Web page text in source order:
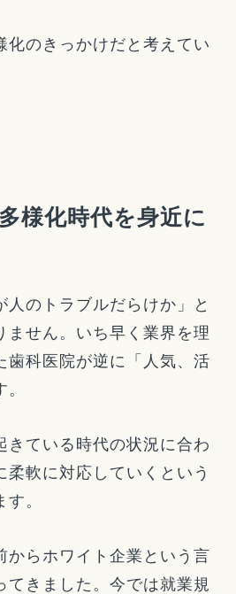
化のきっかけだと考えてい
様化時代を身近に
人のトラブルだらけか」と
ません。いち早く業界を理
歯科医院が逆に「人気、活
きている時代の状況に合わ
柔軟に対応していくという
。
からホワイト企業という言
てきました。今では就業規